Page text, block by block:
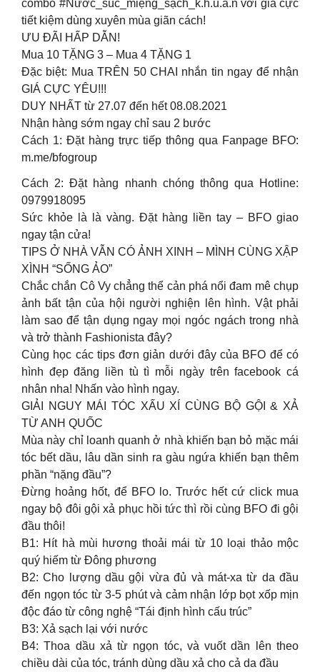
combo #Nước_súc_miệng_sạch_k.h.u.ẩ.n với giá cực
tiết kiệm dùng xuyên mùa giãn cách!
ƯU ĐÃI HẤP DẪN!
Mua 10 TẶNG 3 – Mua 4 TẶNG 1
Đặc biệt: Mua TRÊN 50 CHAI nhắn tin ngay để nhận
GIÁ CỰC YÊU!!!
DUY NHẤT từ 27.07 đến hết 08.08.2021
Nhận hàng sớm ngay chỉ sau 2 bước
Cách 1: Đặt hàng trực tiếp thông qua Fanpage BFO:
m.me/bfogroup
Cách 2: Đặt hàng nhanh chóng thông qua Hotline:
0979918095
Sức khỏe là là vàng. Đặt hàng liền tay – BFO giao
ngay tận cửa!
TIPS Ở NHÀ VẪN CÓ ẢNH XINH – MÌNH CÙNG XẬP
XÌNH “SỐNG ẢO”
Chắc chắn Cô Vy chẳng thể cản phá nổi đam mê chụp
ảnh bất tận của hội người nghiện lên hình. Vật phải
làm sao để tận dụng ngay mọi ngóc ngách trong nhà
và trở thành Fashionista đây?
Cùng học các tips đơn giản dưới đây của BFO để có
hình đẹp đăng liền tù tì mỗi ngày trên facebook cá
nhân nha! Nhấn vào hình ngay.
GIẢI NGUY MÁI TÓC XẤU XÍ CÙNG BỘ GỘI & XẢ
TỪ ANH QUỐC
Mùa này chỉ loanh quanh ở nhà khiến bạn bỏ mặc mái
tóc bết dầu, lâu dần sinh ra gàu ngứa khiến bạn thêm
phần “nặng đầu”?
Đừng hoảng hốt, để BFO lo. Trước hết cứ click mua
ngay bộ đôi gội xả phục hồi tức thì rồi cùng BFO đi gội
đầu thôi!
B1: Hít hà mùi hương thoải mái từ 10 loại thảo mộc
quý hiếm từ Đông phương
B2: Cho lượng dầu gội vừa đủ và mát-xa từ da đầu
đến ngọn tóc từ 3-5 phút và cảm nhận lớp bọt xốp mịn
độc đáo từ công nghệ “Tái định hình cấu trúc”
B3: Xả sạch lại với nước
B4: Thoa dầu xả từ ngọn tóc, và vuốt dần lên theo
chiều dài của tóc, tránh dùng dầu xả cho cả da đầu